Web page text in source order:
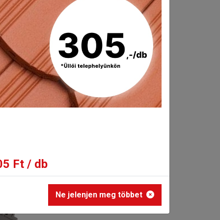
szögtől föggően változik a
Ft / db
Ne jelenjen meg többet